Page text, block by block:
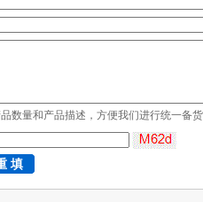
数量和产品描述，方便我们进行统一备